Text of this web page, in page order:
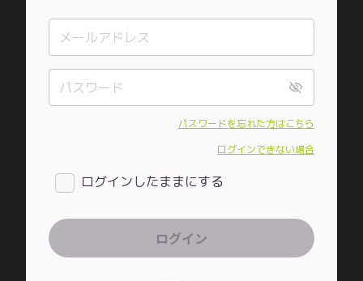
パスワードを忘れた方はこちら
ログインできない場合
ログインしたままにする